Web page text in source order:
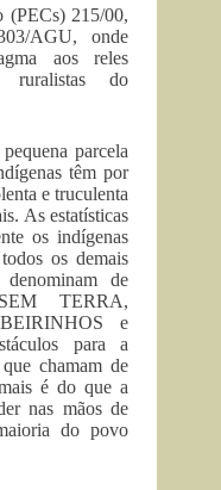
(PECs) 215/00,
AGU, onde
aos reles
ruralistas do
parcela
têm por
e truculenta
As estatísticas
os indígenas
os demais
de
TERRA,
e
para a
chamam de
é do que a
nas mãos de
do povo